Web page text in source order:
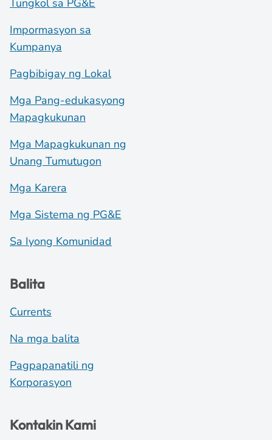
Tungkol sa PG&E
Impormasyon sa
Kumpanya
Pagbibigay ng Lokal
Mga Pang-edukasyong
Mapagkukunan
Mga Mapagkukunan ng
Unang Tumutugon
Mga Karera
Mga Sistema ng PG&E
Sa Iyong Komunidad
Balita
Currents
Na mga balita
Pagpapanatili ng
Korporasyon
Kontakin Kami